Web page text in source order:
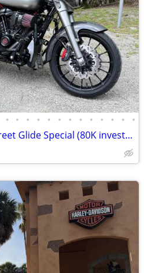
• • • • • • • • • • • • •
2020 Harley-Davidson Street Glide Special (80K invested)